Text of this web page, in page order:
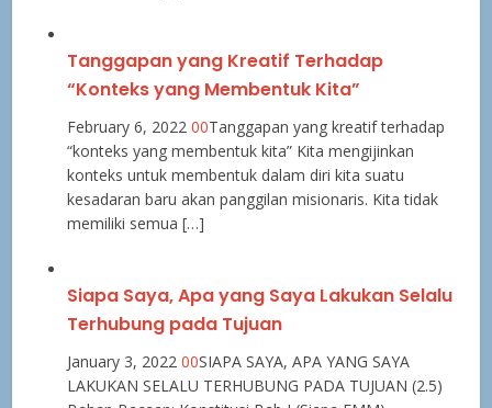
Tanggapan yang Kreatif Terhadap
“Konteks yang Membentuk Kita”
February 6, 202200Tanggapan yang kreatif terhadap
“konteks yang membentuk kita” Kita mengijinkan
konteks untuk membentuk dalam diri kita suatu
kesadaran baru akan panggilan misionaris. Kita tidak
memiliki semua […]
Siapa Saya, Apa yang Saya Lakukan Selalu
Terhubung pada Tujuan
January 3, 202200SIAPA SAYA, APA YANG SAYA
LAKUKAN SELALU TERHUBUNG PADA TUJUAN (2.5)